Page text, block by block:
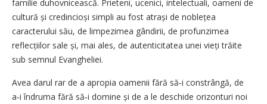
familie duhovnicească. Prieteni, ucenici, intelectuali, oameni de
cultură și credincioși simpli au fost atrași de noblețea
caracterului său, de limpezimea gândirii, de profunzimea
reflecțiilor sale și, mai ales, de autenticitatea unei vieți trăite
sub semnul Evangheliei.
Avea darul rar de a apropia oamenii fără să‑i constrângă, de
a‑i îndruma fără să‑i domine și de a le deschide orizonturi noi